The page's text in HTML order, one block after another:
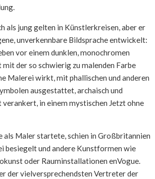
als jung gelten in Künstlerkreisen, aber er
unverkennbare Bildsprache entwickelt:
vor einem dunklen, monochromen
der so schwierig zu malenden Farbe
Malerei wirkt, mit phallischen und anderen
ausgestattet, archaisch und
in einem mystischen Jetzt ohne
als Maler startete, schien in Großbritannien
besiegelt und andere Kunstformen wie
oder Rauminstallationen enVogue.
der vielversprechendsten Vertreter der